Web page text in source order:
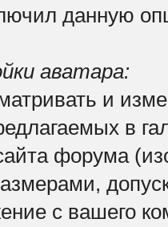
данную
аватара:
и
в
форума
с вашего